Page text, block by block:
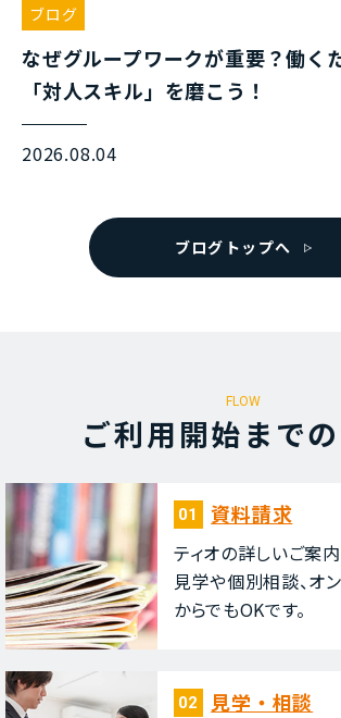
ブログ
なぜグループワークが重要？働く
「対人スキル」を磨こう！
2026.08.04
ブログトップへ
FLOW
ご利⽤開始まで
01 資料請求
ティオの詳しいご案
⾒学や個別相談、オ
からでもOKです。
02 ⾒学・相談